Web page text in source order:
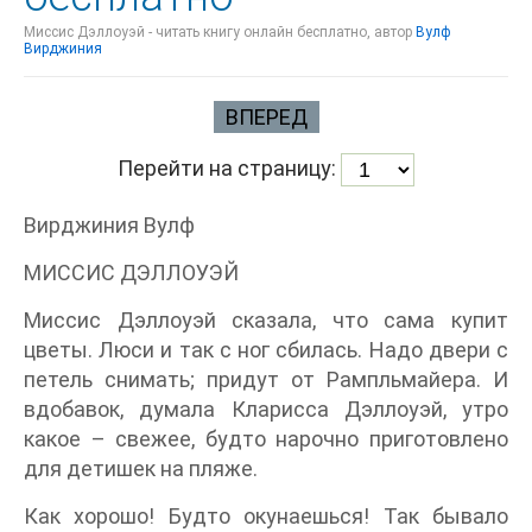
Миссис Дэллоуэй - читать книгу онлайн бесплатно, автор Вулф
Вирджиния
ВПЕРЕД
Перейти на страницу:
Вирджиния Вулф
МИССИС ДЭЛЛОУЭЙ
Миссис Дэллоуэй сказала, что сама купит
цветы. Люси и так с ног сбилась. Надо двери с
петель снимать; придут от Рампльмайера. И
вдобавок, думала Кларисса Дэллоуэй, утро
какое – свежее, будто нарочно приготовлено
для детишек на пляже.
Как хорошо! Будто окунаешься! Так бывало